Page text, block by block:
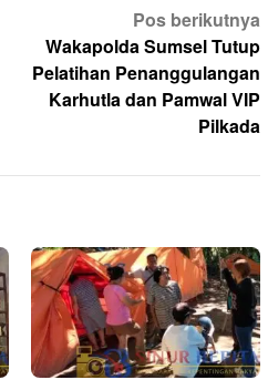
Pos berikutnya
Wakapolda Sumsel Tutup
Pelatihan Penanggulangan
Karhutla dan Pamwal VIP
Pilkada